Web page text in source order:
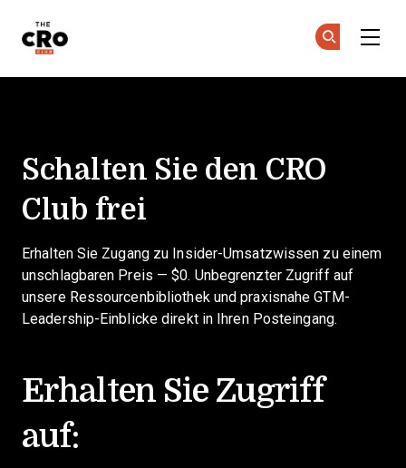
Schalten Sie den CRO
Club frei
Erhalten Sie Zugang zu Insider-Umsatzwissen zu einem
unschlagbaren Preis — $0. Unbegrenzter Zugriff auf
unsere Ressourcenbibliothek und praxisnahe GTM-
Leadership-Einblicke direkt in Ihren Posteingang.
Erhalten Sie Zugriff
auf: